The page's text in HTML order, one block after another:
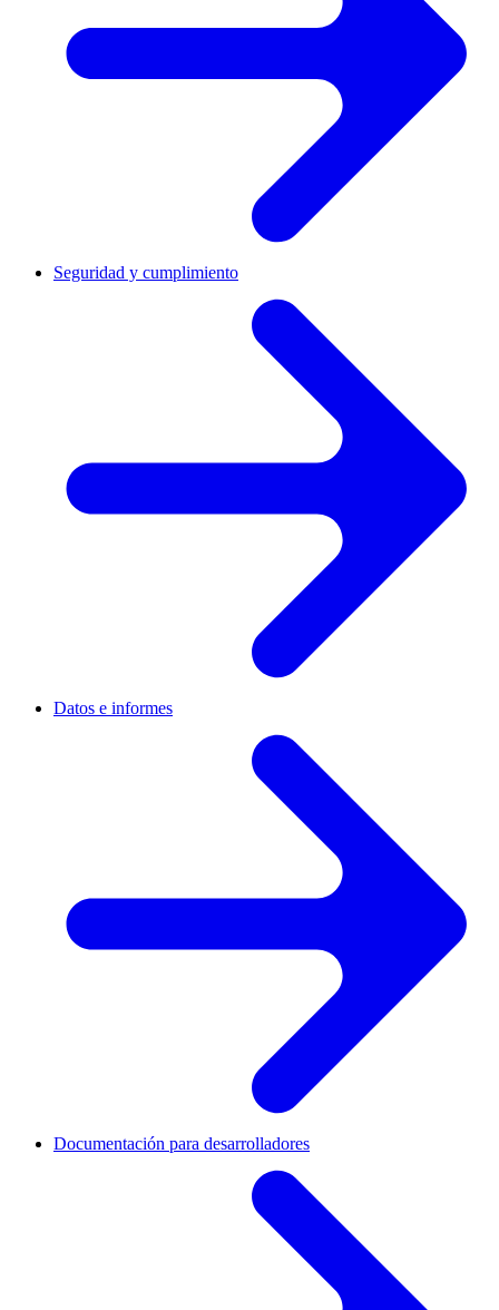
Seguridad y cumplimiento
Datos e informes
Documentación para desarrolladores